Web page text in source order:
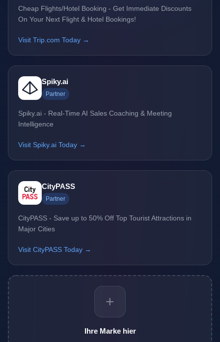
Cheap Flights/Hotel Booking - Get Immediate Discounts
On Your Next Flight & Hotel Bookings!
Visit Trip.com Today →
Spiky.ai
Partner
Spiky.ai - Real-Time AI Sales Coaching & Meeting
Intelligence
Visit Spiky.ai Today →
CityPASS
Partner
CityPASS - Save up to 50% Off Top Tourist Attractions in
Major Cities
Visit CityPASS Today →
+
Ihre Marke hier